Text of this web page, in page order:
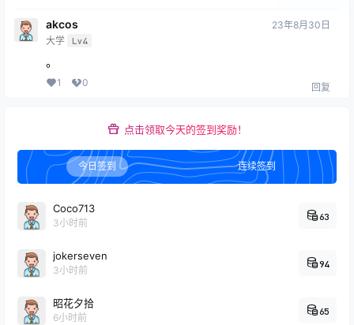
akcos
大学 Lv4
23年8月30日
。
1 0 回复
点击领取今天的签到奖励！
今日签到 连续签到
Coco713
3小时前
63
jokerseven
3小时前
94
昭花夕拾
6小时前
65